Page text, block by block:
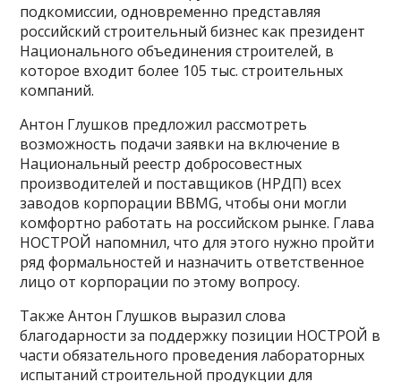
подкомиссии, одновременно представляя
российский строительный бизнес как президент
Национального объединения строителей, в
которое входит более 105 тыс. строительных
компаний.
Антон Глушков предложил рассмотреть
возможность подачи заявки на включение в
Национальный реестр добросовестных
производителей и поставщиков (НРДП) всех
заводов корпорации BBMG, чтобы они могли
комфортно работать на российском рынке. Глава
НОСТРОЙ напомнил, что для этого нужно пройти
ряд формальностей и назначить ответственное
лицо от корпорации по этому вопросу.
Также Антон Глушков выразил слова
благодарности за поддержку позиции НОСТРОЙ в
части обязательного проведения лабораторных
испытаний строительной продукции для